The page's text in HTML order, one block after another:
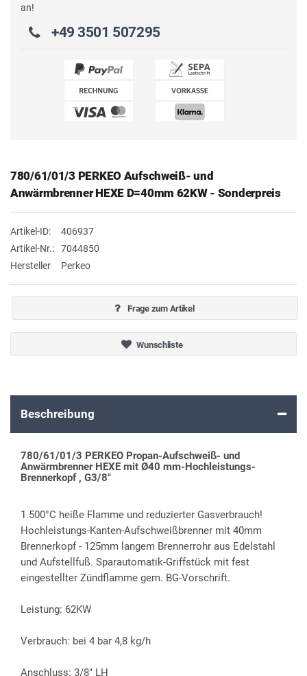
an!
+49 3501 507295
780/61/01/3 PERKEO Aufschweiß- und
Anwärmbrenner HEXE D=40mm 62KW - Sonderpreis
Artikel-ID:
406937
Artikel-Nr.:
7044850
Hersteller
Perkeo
Frage zum Artikel
Wunschliste
Beschreibung
780/61/01/3 PERKEO Propan-Aufschweiß- und
Anwärmbrenner HEXE mit Ø40 mm-Hochleistungs-
Brennerkopf , G3/8"
1.500°C heiße Flamme und reduzierter Gasverbrauch!
Hochleistungs-Kanten-Aufschweißbrenner mit 40mm
Brennerkopf - 125mm langem Brennerrohr aus Edelstahl
und Aufstellfuß. Sparautomatik-Griffstück mit fest
eingestellter Zündflamme gem. BG-Vorschrift.
Leistung: 62KW
Verbrauch: bei 4 bar 4,8 kg/h
Anschluss: 3/8" LH